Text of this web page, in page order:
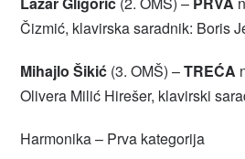
Čizmić, klavirska saradnik: Boris
Mihajlo Šikić (3. OMŠ) –TREĆA
Olivera Milić Hirešer, klavirski
Harmonika – Prva kategorija